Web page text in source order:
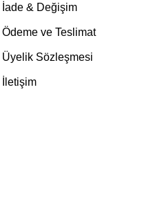
İade & Değişim
Ödeme ve Teslimat
Üyelik Sözleşmesi
İletişim